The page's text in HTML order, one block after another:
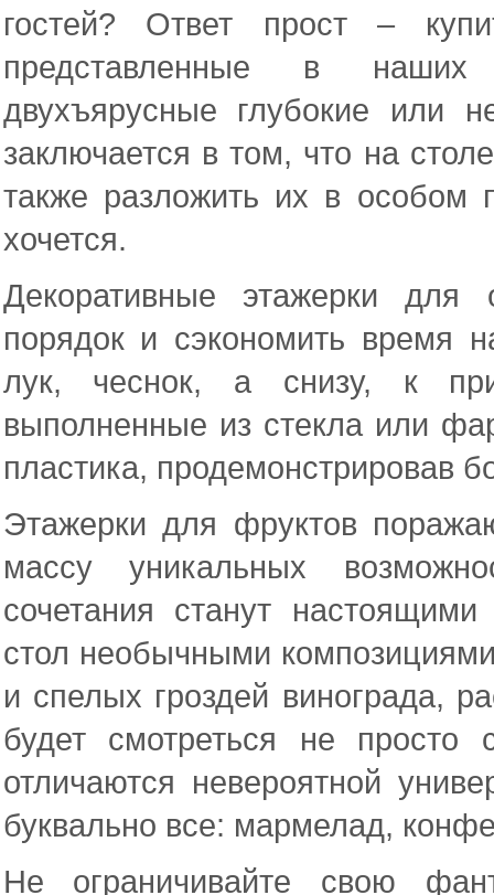
гостей? Ответ прост –
представленные в наших
двухъярусные глубокие или
заключается в том, что на
также разложить их в особом
хочется.
Декоративные этажерки
порядок и сэкономить время
лук, чеснок, а снизу, к
выполненные из стекла или
пластика, продемонстрировав
Этажерки для фруктов
массу уникальных
сочетания станут
стол необычными
и спелых гроздей винограда,
будет смотреться не просто
отличаются невероятной
буквально все: мармелад,
Не ограничивайте свою